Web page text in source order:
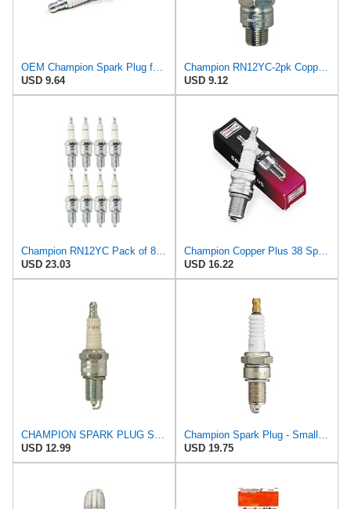
OEM Champion Spark Plug for Champion C12YCC, CHM71G, RFN12Y, RC12YC 4-Cycle Engine
USD 9.64
Champion RN12YC-2pk Copper Plus Small Engine Spark Plug # 404 (2 Pack)
USD 9.12
Champion RN12YC Pack of 8 Spark Plugs
USD 23.03
Champion Copper Plus 38 Spark Plug N12YC Carton of 4
USD 16.22
CHAMPION SPARK PLUG SET CHAMPION - 136.04.52 - OE015 ALT N12YC - Set 2 pieces -
USD 12.99
Champion Spark Plug - Small Engines OE015/T10 Pack of 1
USD 19.75